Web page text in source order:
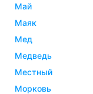
май
маяк
мед
медведь
местный
морковь